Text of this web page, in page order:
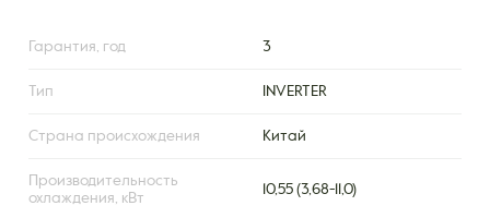
Гарантия, год 3
Тип INVERTER
Страна происхождения Китай
Производительность
охлаждения, кВт
10,55 (3,68-11,0)